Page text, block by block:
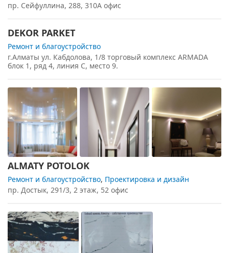
пр. Сейфуллина, 288, 310А офис
DEKOR PARKET
Ремонт и благоустройство
г.Алматы ул. Кабдолова, 1/8 торговый комплекс ARMADA
блок 1, ряд 4, линия С, место 9.
ALMATY POTOLOK
Ремонт и благоустройство, Проектировка и дизайн
пр. Достык, 291/3, 2 этаж, 52 офис